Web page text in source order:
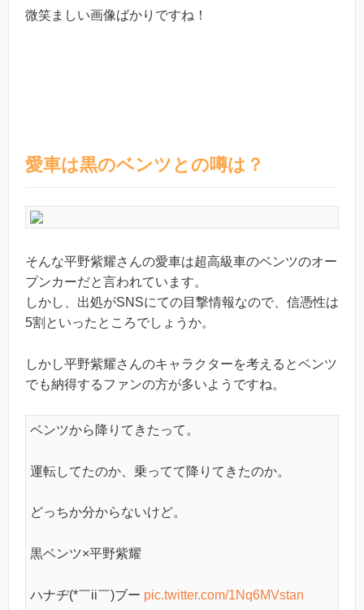
微笑ましい画像ばかりですね！
愛車は黒のベンツとの噂は？
そんな平野紫耀さんの愛車は超高級車のベンツのオー
プンカーだと言われています。
しかし、出処がSNSにての目撃情報なので、信憑性は
5割といったところでしょうか。
しかし平野紫耀さんのキャラクターを考えるとベンツ
でも納得するファンの方が多いようですね。
ベンツから降りてきたって。
運転してたのか、乗ってて降りてきたのか。
どっちか分からないけど。
黒ベンツ×平野紫耀
ハナヂ(*￣ii￣)ブー pic.twitter.com/1Nq6MVstan